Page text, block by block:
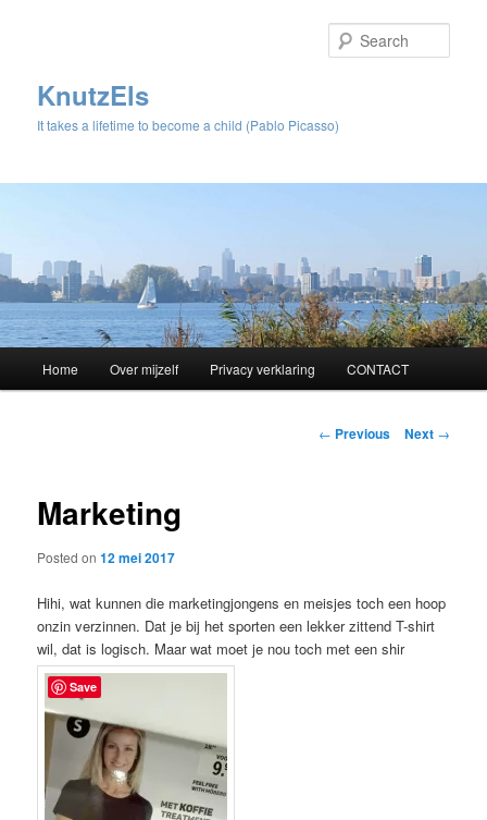
KnutzEls
It takes a lifetime to become a child (Pablo Picasso)
Skip
content
Home Over mijzelf Privacy verklaring CONTACT
Post
← Previous Next →
Marketing
Posted on12 mei 2017
Hihi, wat kunnen die marketingjongens en meisjes toch een hoop
onzin verzinnen. Dat je bij het sporten een lekker zittend T-shirt
wil, dat is logisch. Maar wat moet je nou toch met een shir
Save